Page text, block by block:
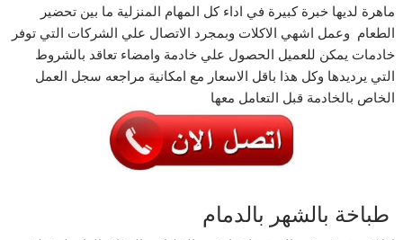
ماهرة لديها خبرة كبيرة في اداء كل المهام المنزلية ما بين تحضير
الطعام وعمل اشهي الاكلات وبمجرد الاتصال علي الشركات التي توفر
خادمات يمكن للعميل الحصول علي خادمة وامضاء تعاقد بالشروط
التي يرديدها وكل هذا باقل الاسعار مع امكانية مراجعه سجل العمل
الخاص بالخادمة قبل التعامل معها
طباخة بالشهر بالدمام